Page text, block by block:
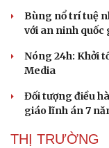
Văn học
Âm nhạc
Bùng nổ trí tuệ
với an ninh quốc
Nóng 24h: Khởi
Media
Đối tượng điều
giáo lĩnh án 7
THỊ TRƯỜNG